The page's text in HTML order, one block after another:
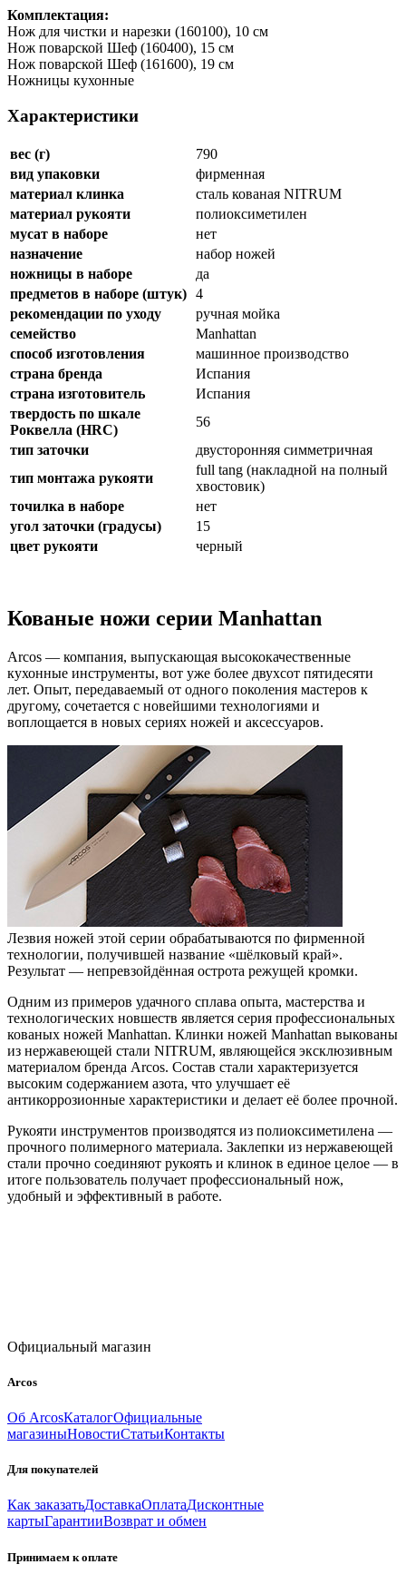
Комплектация:
Нож для чистки и нарезки (160100), 10 см
Нож поварской Шеф (160400), 15 см
Нож поварской Шеф (161600), 19 см
Ножницы кухонные
Характеристики
вес (г)
790
вид упаковки
фирменная
материал клинка
сталь кованая NITRUM
материал рукояти
полиоксиметилен
мусат в наборе
нет
назначение
набор ножей
ножницы в наборе
да
предметов в наборе (штук) 4
рекомендации по уходу
ручная мойка
семейство
Manhattan
способ изготовления
машинное производство
страна бренда
Испания
страна изготовитель
Испания
твердость по шкале
Роквелла (HRC)
56
тип заточки
двусторонняя симметричная
тип монтажа рукояти
full tang (накладной на полный
хвостовик)
точилка в наборе
нет
угол заточки (градусы)
15
цвет рукояти
черный
Кованые ножи серии Manhattan
Arcos — компания, выпускающая высококачественные
кухонные инструменты, вот уже более двухсот пятидесяти
лет. Опыт, передаваемый от одного поколения мастеров к
другому, сочетается с новейшими технологиями и
воплощается в новых сериях ножей и аксессуаров.
Лезвия ножей этой серии обрабатываются по фирменной
технологии, получившей название «шёлковый край».
Результат — непревзойдённая острота режущей кромки.
Одним из примеров удачного сплава опыта, мастерства и
технологических новшеств является серия профессиональных
кованых ножей Manhattan. Клинки ножей Manhattan выкованы
из нержавеющей стали NITRUM, являющейся эксклюзивным
материалом бренда Arcos. Состав стали характеризуется
высоким содержанием азота, что улучшает её
антикоррозионные характеристики и делает её более прочной.
Рукояти инструментов производятся из полиоксиметилена —
прочного полимерного материала. Заклепки из нержавеющей
стали прочно соединяют рукоять и клинок в единое целое — в
итоге пользователь получает профессиональный нож,
удобный и эффективный в работе.
Официальный магазин
Arcos
Об ArcosКаталогОфициальные
магазиныНовостиСтатьиКонтакты
Для покупателей
Как заказатьДоставкаОплатаДисконтные
картыГарантииВозврат и обмен
Принимаем к оплате